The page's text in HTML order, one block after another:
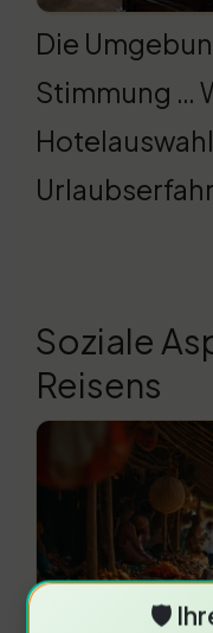
Die
Stimmung …
Soziale
Reisens
🛡️